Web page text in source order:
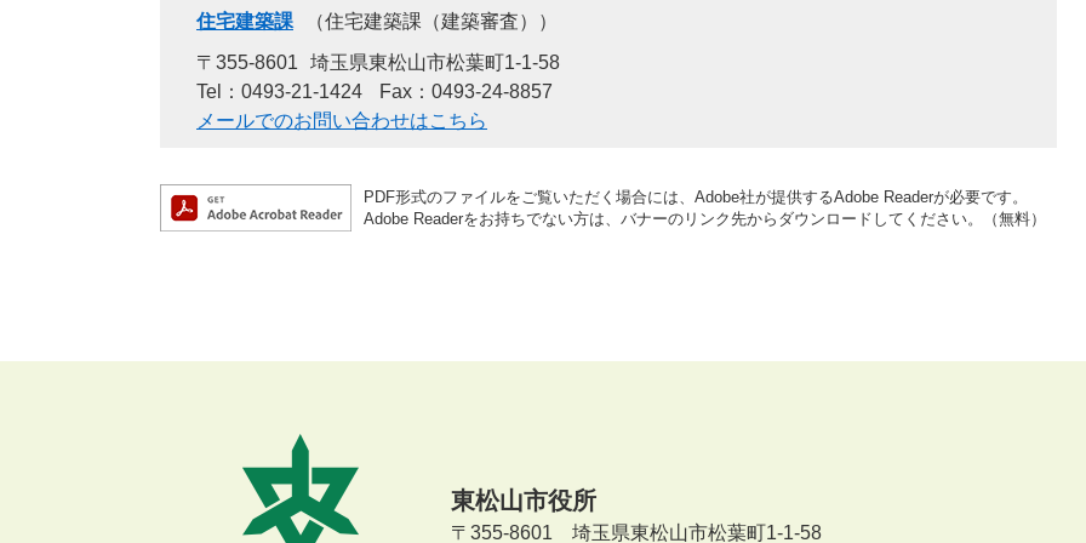
住宅建築課
住宅建築課（建築審査）
〒355-8601
埼玉県東松山市松葉町1-1-58
Tel：0493-21-1424
Fax：0493-24-8857
メールでのお問い合わせはこちら
PDF形式のファイルをご覧いただく場合には、Adobe社が提供するAdobe Readerが必要です。
Adobe Readerをお持ちでない方は、バナーのリンク先からダウンロードしてください。（無料）
東松山市役所
〒355-8601 埼玉県東松山市松葉町1-1-58